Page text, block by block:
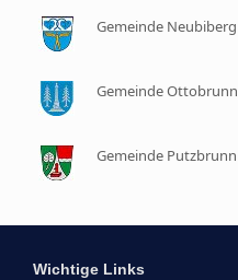
Gemeinde Neubiberg
Gemeinde Ottobrunn
Gemeinde Putzbrunn
Wichtige Links